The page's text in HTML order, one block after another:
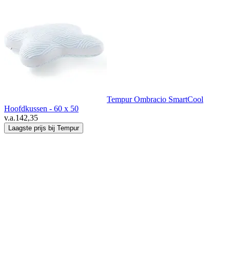
Tempur Ombracio SmartCool
Hoofdkussen - 60 x 50
v.a.142,35
Laagste prijs bij Tempur